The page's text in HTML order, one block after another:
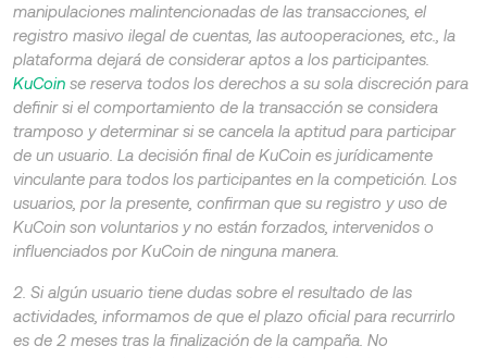
manipulaciones malintencionadas de las transacciones, el
registro masivo ilegal de cuentas, las autooperaciones, etc., la
plataforma dejará de considerar aptos a los participantes.
KuCoin se reserva todos los derechos a su sola discreción para
definir si el comportamiento de la transacción se considera
tramposo y determinar si se cancela la aptitud para participar
de un usuario. La decisión final de KuCoin es jurídicamente
vinculante para todos los participantes en la competición. Los
usuarios, por la presente, confirman que su registro y uso de
KuCoin son voluntarios y no están forzados, intervenidos o
influenciados por KuCoin de ninguna manera.
2. Si algún usuario tiene dudas sobre el resultado de las
actividades, informamos de que el plazo oficial para recurrirlo
es de 2 meses tras la finalización de la campaña. No